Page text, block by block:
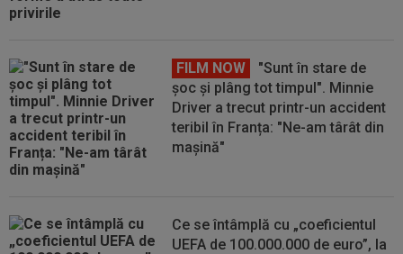
FILM NOW
"Sunt în stare de
șoc și plâng tot timpul". Minnie
Driver a trecut printr-un accident
teribil în Franța: "Ne-am târât din
mașină"
Ce se întâmplă cu „coeficientul
UEFA de 100.000.000 de euro”, la